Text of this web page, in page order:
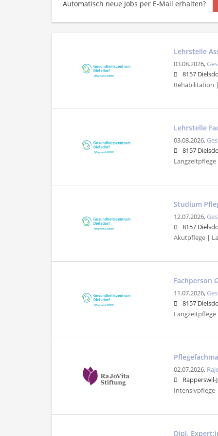
Automatisch neue Jobs per E-Mail erhalten?
Lehrstelle
03.08.2026,
8157
Rehabilitation
Lehrstelle
03.08.2026,
8157
Studium
12.07.2026,
8157
Akutpflege |
Fachperson
11.07.2026,
8157
02.07.2026,
Rapperswil-
Intensivpflege
Dipl.